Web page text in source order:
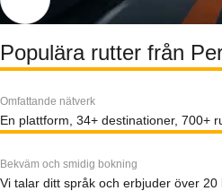
Populära rutter från
Omfattande nätverk
En plattform, 34+ destinationer, 700+
Bekväm och smidig bokning
Vi talar ditt språk och erbjuder över 20